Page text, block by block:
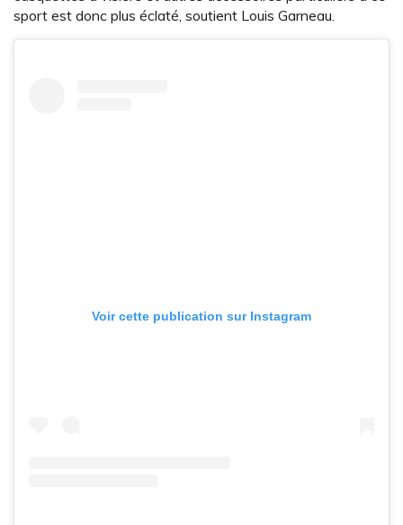
sport est donc plus éclaté, soutient Louis Garneau.
Voir cette publication sur Instagram